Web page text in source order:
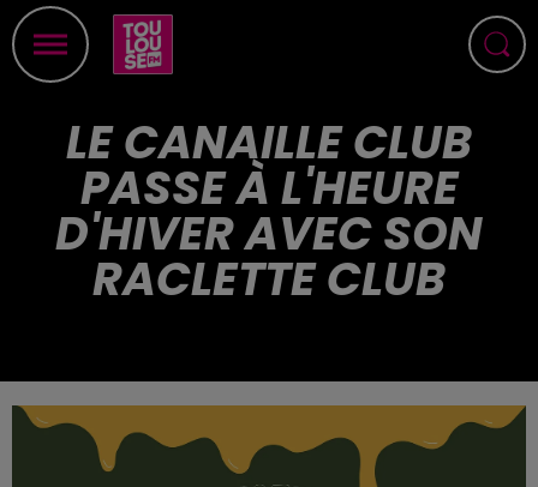
LE CANAILLE CLUB
PASSE À L'HEURE
D'HIVER AVEC SON
RACLETTE CLUB